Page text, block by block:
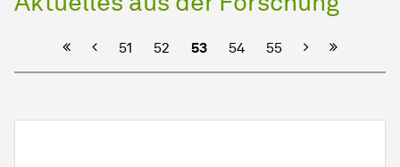
Vorherige
51 52 53 54 55 Nächste